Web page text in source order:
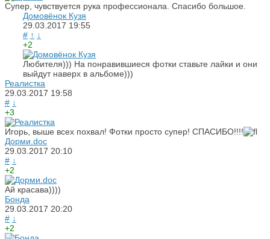
Супер, чувствуется рука профессионала. Спасибо большое.
Домовёнок Кузя
29.03.2017 19:55
# ↑ ↓
+2
Любителя))) На понравившиеся фотки ставьте лайки и они
выйдут наверх в альбоме)))
Реалистка
29.03.2017 19:58
# ↓
+3
Игорь, выше всех похвал! Фотки просто супер! СПАСИБО!!!!
Дорми.doc
29.03.2017 20:10
# ↓
+2
Ай красава))))
Бонда
29.03.2017 20:20
# ↓
+2